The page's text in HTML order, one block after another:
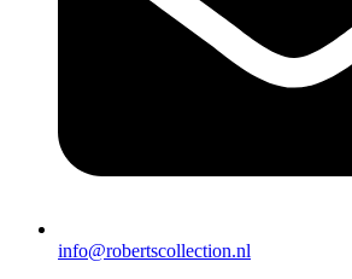
info@robertscollection.nl